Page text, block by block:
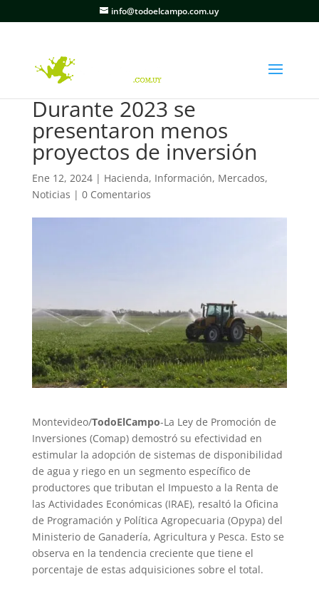
info@todoelcampo.com.uy
Durante 2023 se
presentaron menos
proyectos de inversión
Ene 12, 2024| Hacienda, Información, Mercados,
Noticias | 0 Comentarios
Montevideo/TodoElCampo-La Ley de Promoción de
Inversiones (Comap) demostró su efectividad en
estimular la adopción de sistemas de disponibilidad
de agua y riego en un segmento específico de
productores que tributan el Impuesto a la Renta de
las Actividades Económicas (IRAE), resaltó la Oficina
de Programación y Política Agropecuaria (Opypa) del
Ministerio de Ganadería, Agricultura y Pesca. Esto se
observa en la tendencia creciente que tiene el
porcentaje de estas adquisiciones sobre el total.